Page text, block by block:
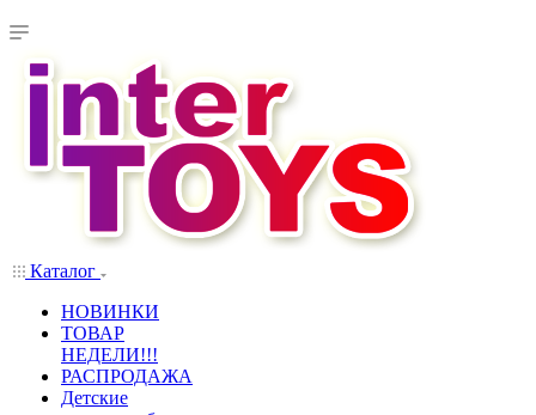
Каталог
НОВИНКИ
ТОВАР
НЕДЕЛИ!!!
РАСПРОДАЖА
Детские